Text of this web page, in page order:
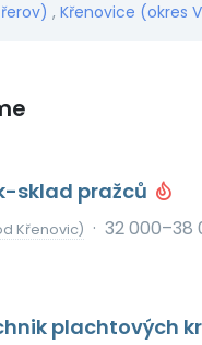
, Křenovice (okres
sklad pražců
Křenovic) · 32 000–38
plachtových